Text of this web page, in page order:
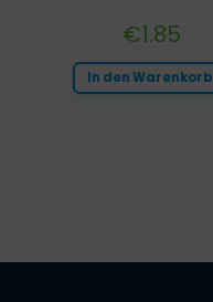
€1.85
In den Warenkorb